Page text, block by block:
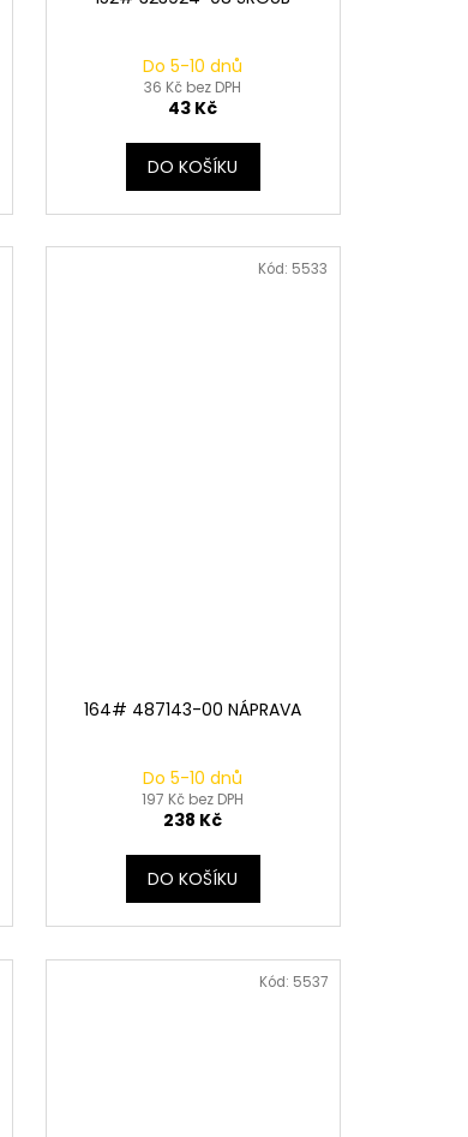
Do 5-10 dnů
36 Kč bez DPH
43 Kč
DO KOŠÍKU
164# 487143-00 NÁPRAVA
Do 5-10 dnů
197 Kč bez DPH
238 Kč
DO KOŠÍKU
Kód: 5533
Kód: 5537